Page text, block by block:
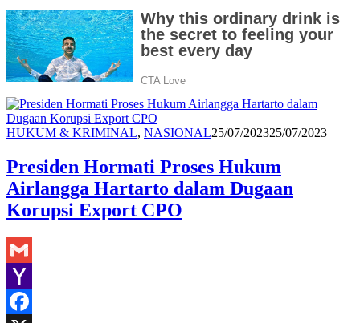
HUKUM & KRIMINAL, NASIONALRedaksi
25/07/202325/07/2023
Presiden Hormati Proses Hukum
Airlangga Hartarto dalam Dugaan
Korupsi Export CPO
Gmail
Yahoo